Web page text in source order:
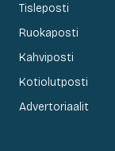
Tisleposti
Ruokaposti
Kahviposti
Kotiolutposti
Advertoriaalit